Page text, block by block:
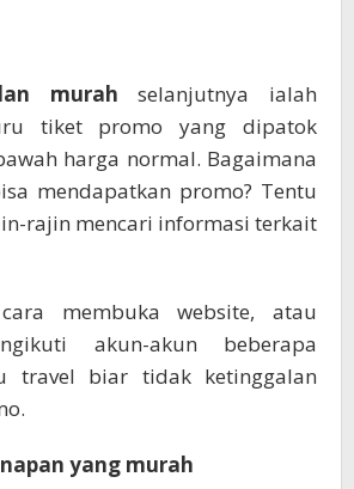
murahselanjutnya ialah
tiket promo yang dipatok
harga normal. Bagaimana
mendapatkan promo? Tentu
rajin mencari informasi terkait
membuka website, atau
akun-akun beberapa
travel biar tidak ketinggalan
yang murah